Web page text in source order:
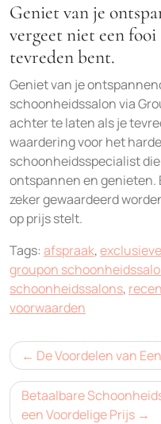
Geniet van je
vergeet niet een
tevreden bent.
Geniet van je
schoonheidssalon via
achter te laten als je
waardering voor het
schoonheidsspecialist
ontspannen en genieten.
zeker gewaardeerd
op prijs stelt.
Tags: afspraak,
groupon
schoonheidssalons,
voorwaarden
Bericht
navigatie
De Voordelen van
Betaalbare
een Voordelige Prijs